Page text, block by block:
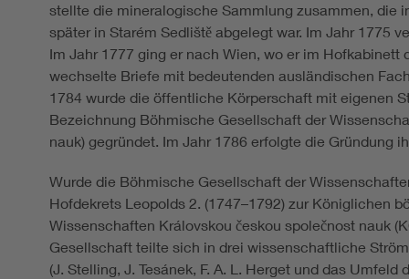
stellte die mineralogische Sammlung zusammen, die
später in Starém Sedliště abgelegt war. Im Jahr 1775
Im Jahr 1777 ging er nach Wien, wo er im Hofkabinett
wechselte Briefe mit bedeutenden ausländischen
1784 wurde die öffentliche Körperschaft mit eigenen
Bezeichnung Böhmische Gesellschaft der
nauk) gegründet. Im Jahr 1786 erfolgte die Gründung
Wurde die Böhmische Gesellschaft der
Hofdekrets Leopolds 2. (1747–1792) zur Königlichen
Wissenschaften Královskou českou společnost nauk
Gesellschaft teilte sich in drei wissenschaftliche
(J. Stelling, J. Tesánek, F. A. L. Herget und das Umfeld